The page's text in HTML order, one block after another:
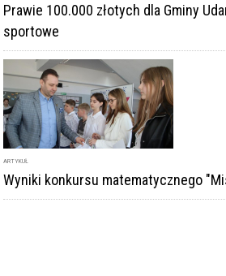
Prawie 100.000 złotych dla Gminy
sportowe
ARTYKUŁ
Wyniki konkursu matematycznego